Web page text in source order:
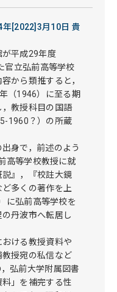
[2022]3月10日 貴
が平成29年度
官立弘前高等学校
から類推すると，
（1946）に至る期
教授科目の国語
1960？）の所蔵
身で，前述のよう
高等学校教授に就
』，『校註大鏡
多くの著作を上
に弘前高等学校を
丹波市へ転居し
ける教授資料や
授宛の私信など
弘前大学附属図書
」を補完する性